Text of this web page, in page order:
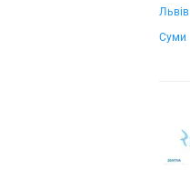
Львів
Суми